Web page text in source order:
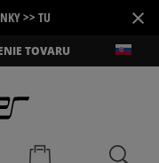
>> TU ×
TOVARU